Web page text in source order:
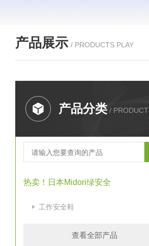
产品展示 / PRODUCTS PLAY
产品分类 / PRODUCT
热卖！日本Midori绿安全
工作安全鞋
查看全部产品